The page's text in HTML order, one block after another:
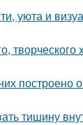
уюта и
творческого
построено
тишину